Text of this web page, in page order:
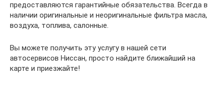
предоставляются гарантийные обязательства. Всегда в
наличии оригинальные и неоригинальные фильтра масла,
воздуха, топлива, салонные.
Вы можете получить эту услугу в нашей сети
автосервисов Ниссан, просто найдите ближайший на
карте и приезжайте!